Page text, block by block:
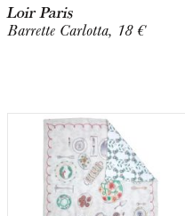
Loir Paris
Barrette Carlotta, 18 €